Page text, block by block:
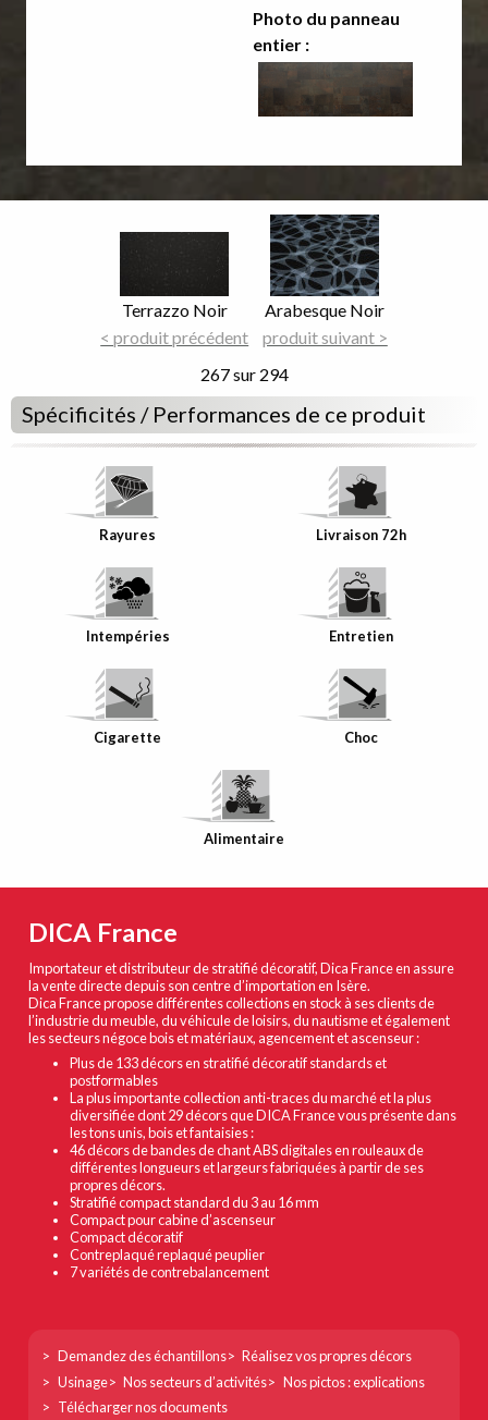
Photo du panneau
entier :
Nom
du
Terrazzo Noir
< produit précédent
Image
Focus
Nom
du
Arabesque Noir
produit suivant >
267 sur 294
Spécificités / Performances de ce produit
Rayures Livraison 72h
Intempéries Entretien
Cigarette Choc
Alimentaire
DICA France
Importateur et distributeur de stratifié décoratif, Dica France en assure
la vente directe depuis son centre d’importation en Isère.
Dica France propose différentes collections en stock à ses clients de
l’industrie du meuble, du véhicule de loisirs, du nautisme et également
les secteurs négoce bois et matériaux, agencement et ascenseur :
Plus de 133 décors en stratifié décoratif standards et
postformables
La plus importante collection anti-traces du marché et la plus
diversifiée dont 29 décors que DICA France vous présente dans
les tons unis, bois et fantaisies :
46 décors de bandes de chant ABS digitales en rouleaux de
différentes longueurs et largeurs fabriquées à partir de ses
propres décors.
Stratifié compact standard du 3 au 16 mm
Compact pour cabine d’ascenseur
Compact décoratif
Contreplaqué replaqué peuplier
7 variétés de contrebalancement
Footer
col
Demandez des échantillons
Réalisez vos propres décors
Usinage
Nos secteurs d’activités
Nos pictos : explications
Télécharger nos documents